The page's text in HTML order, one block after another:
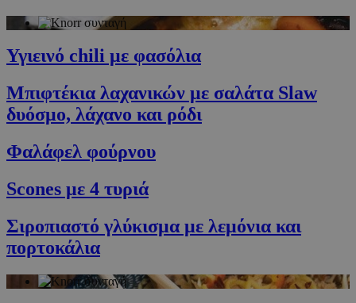
Υγιεινό chili με φασόλια
Μπιφτέκια λαχανικών με σαλάτα Slaw
δυόσμο, λάχανο και ρόδι
Φαλάφελ φούρνου
Scones με 4 τυριά
Σιροπιαστό γλύκισμα με λεμόνια και
πορτοκάλια